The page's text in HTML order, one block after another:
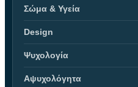
Σώμα & Υγεία
Design
Ψυχολογία
Αψυχολόγητα